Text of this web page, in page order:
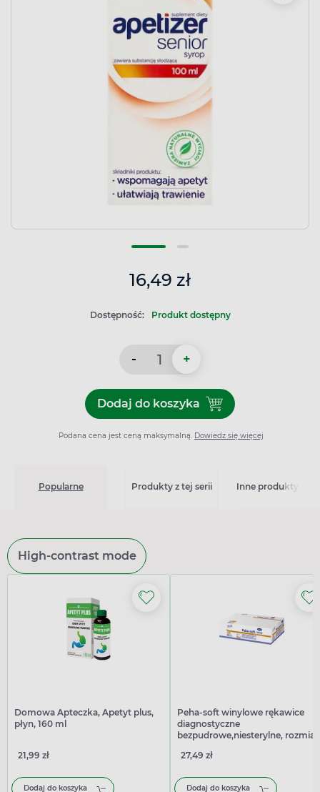
16,49 zł
Dostępność: Produkt dostępny
- +
Dodaj do koszykaDodaj do koszyka Apetizer
Podana cena jest ceną maksymalną. Dowiedz się więcej
Popularne Produkty z tej serii Inne produkty z
High-contrast mode
Domowa Apteczka, Apetyt plus,
płyn, 160 ml
21,99 zł
Dodaj do koszyka
Peha-soft winylowe rękawice
diagnostyczne
bezpudrowe,niesterylne, rozmiar
27,49 zł
Dodaj do koszyka